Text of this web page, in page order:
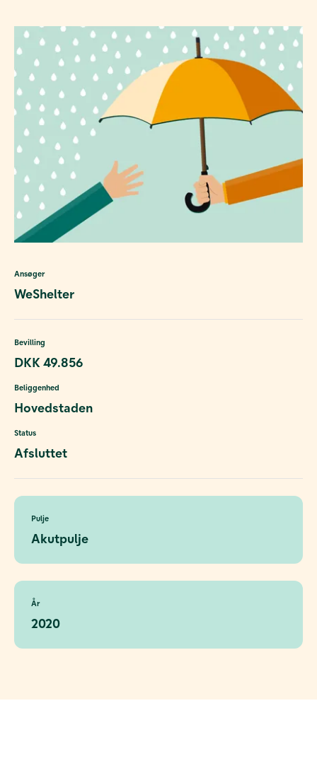
Ansøger
WeShelter
Bevilling
DKK 49.856
Beliggenhed
Hovedstaden
Status
Afsluttet
Pulje
Akutpulje
År
2020